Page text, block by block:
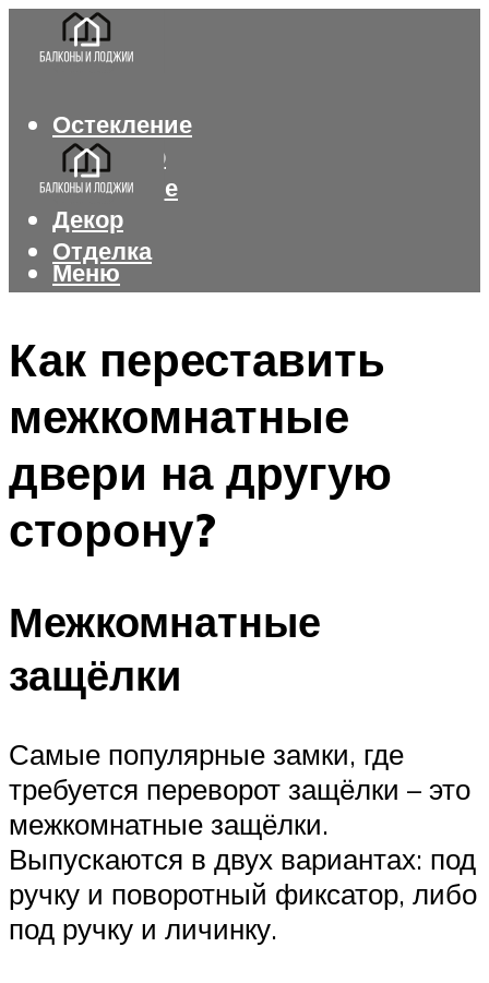
Остекление
Интерьер
Утепление
Декор
Отделка
Меню
Как переставить
межкомнатные
двери на другую
сторону?
Межкомнатные
защёлки
Самые популярные замки, где
требуется переворот защёлки – это
межкомнатные защёлки.
Выпускаются в двух вариантах: под
ручку и поворотный фиксатор, либо
под ручку и личинку.